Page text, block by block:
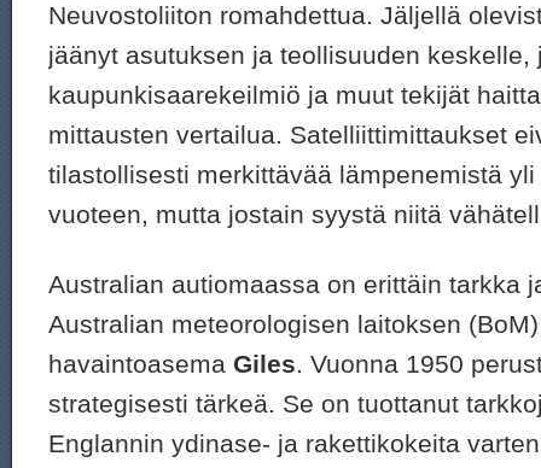
Neuvostoliiton romahdettua. Jäljellä
jäänyt asutuksen ja teollisuuden keskelle,
kaupunkisaarekeilmiö ja muut tekijät
mittausten vertailua. Satelliittimittaukset
tilastollisesti merkittävää lämpenemistä
vuoteen, mutta jostain syystä niitä
Australian autiomaassa on erittäin tarkka
Australian meteorologisen laitoksen
havaintoasema Giles. Vuonna 1950
strategisesti tärkeä. Se on tuottanut
Englannin ydinase- ja rakettikokeita